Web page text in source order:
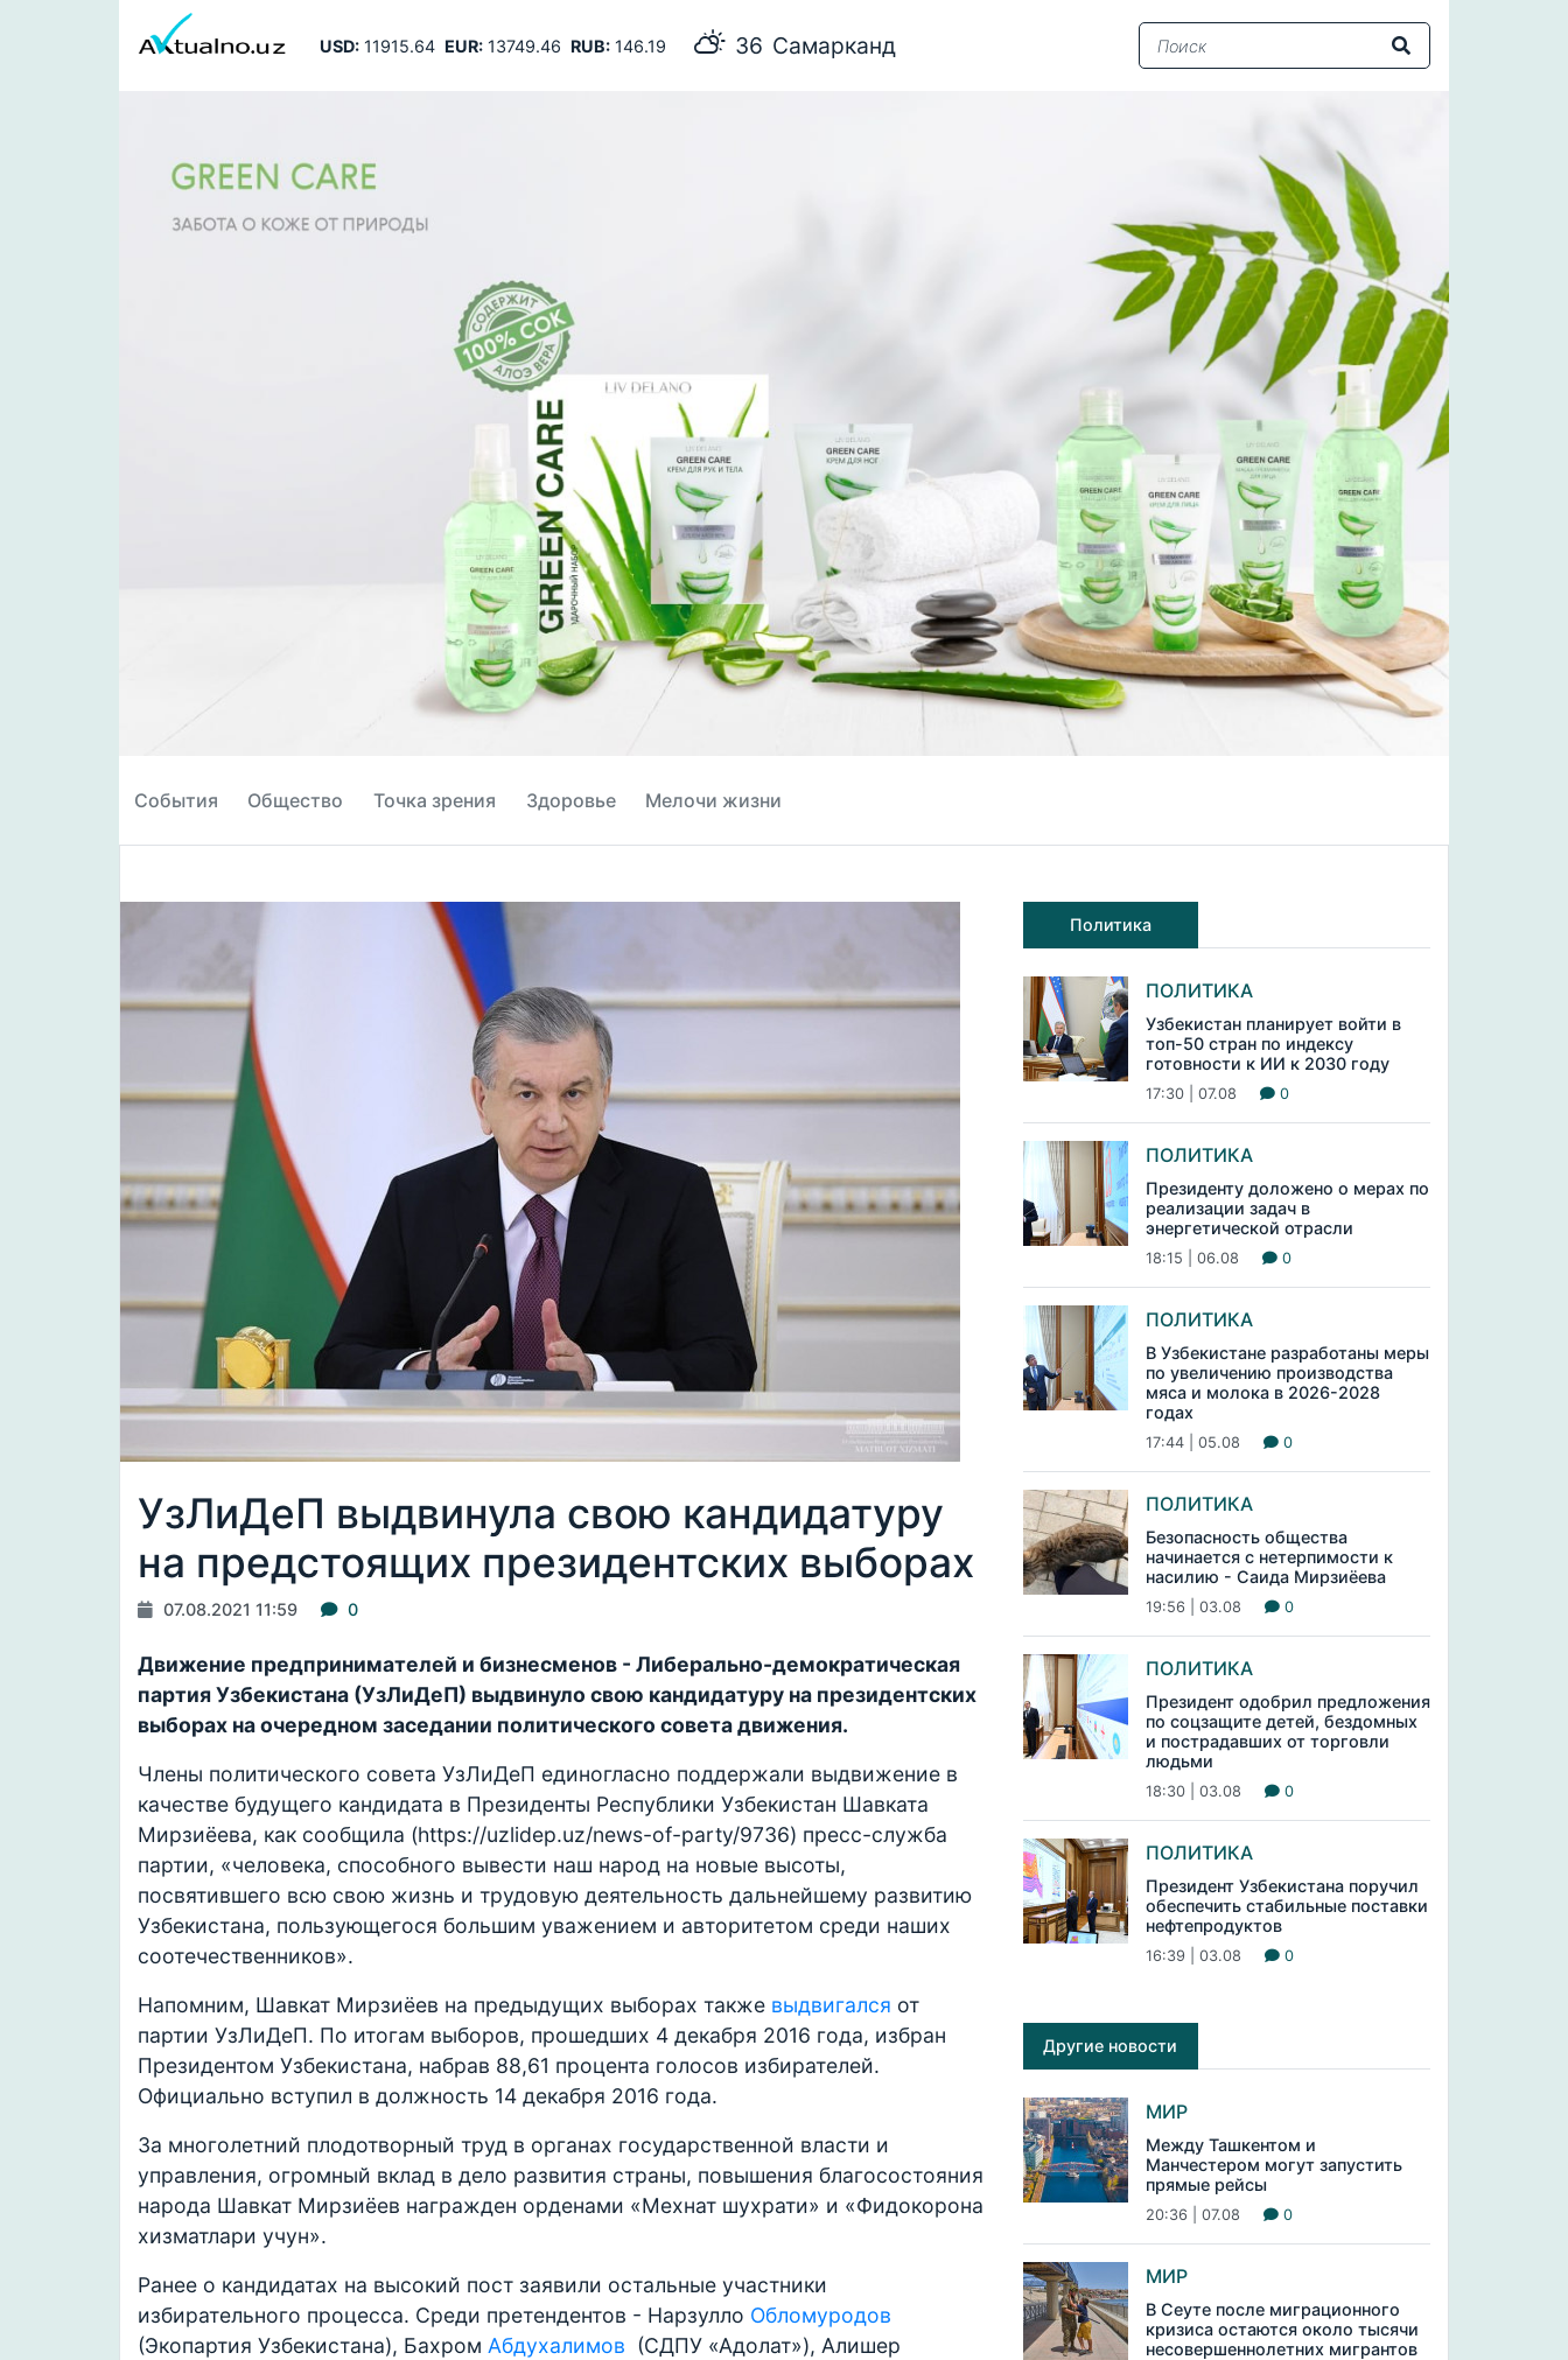
USD:11915.64 EUR:13749.46 RUB:146.19 36 Самарканд
События Общество Точка зрения Здоровье Мелочи жизни
УзЛиДеП выдвинула свою кандидатуру
на предстоящих президентских выборах
07.08.2021 11:59 0
Движение предпринимателей и бизнесменов - Либерально-демократическая
партия Узбекистана (УзЛиДеП) выдвинуло свою кандидатуру на президентских
выборах на очередном заседании политического совета движения.
Члены политического совета УзЛиДеП единогласно поддержали выдвижение в
качестве будущего кандидата в Президенты Республики Узбекистан Шавката
Мирзиёева, как сообщила (https://uzlidep.uz/news-of-party/9736) пресс-служба
партии, «человека, способного вывести наш народ на новые высоты,
посвятившего всю свою жизнь и трудовую деятельность дальнейшему развитию
Узбекистана, пользующегося большим уважением и авторитетом среди наших
соотечественников».
Напомним, Шавкат Мирзиёев на предыдущих выборах также выдвигался от
партии УзЛиДеП. По итогам выборов, прошедших 4 декабря 2016 года, избран
Президентом Узбекистана, набрав 88,61 процента голосов избирателей.
Официально вступил в должность 14 декабря 2016 года.
За многолетний плодотворный труд в органах государственной власти и
управления, огромный вклад в дело развития страны, повышения благосостояния
народа Шавкат Мирзиёев награжден орденами «Мехнат шухрати» и «Фидокорона
хизматлари учун».
Ранее о кандидатах на высокий пост заявили остальные участники
избирательного процесса. Среди претендентов - Нарзулло Обломуродов
(Экопартия Узбекистана), Бахром Абдухалимов (СДПУ «Адолат»), Алишер
Политика
ПОЛИТИКА
Узбекистан планирует войти в
топ-50 стран по индексу
готовности к ИИ к 2030 году
17:30 | 07.08 0
ПОЛИТИКА
Президенту доложено о мерах по
реализации задач в
энергетической отрасли
18:15 | 06.08 0
ПОЛИТИКА
В Узбекистане разработаны меры
по увеличению производства
мяса и молока в 2026-2028
годах
17:44 | 05.08 0
ПОЛИТИКА
Безопасность общества
начинается с нетерпимости к
насилию - Саида Мирзиёева
19:56 | 03.08 0
ПОЛИТИКА
Президент одобрил предложения
по соцзащите детей, бездомных
и пострадавших от торговли
людьми
18:30 | 03.08 0
ПОЛИТИКА
Президент Узбекистана поручил
обеспечить стабильные поставки
нефтепродуктов
16:39 | 03.08 0
Другие новости
МИР
Между Ташкентом и
Манчестером могут запустить
прямые рейсы
20:36 | 07.08 0
МИР
В Сеуте после миграционного
кризиса остаются около тысячи
несовершеннолетних мигрантов